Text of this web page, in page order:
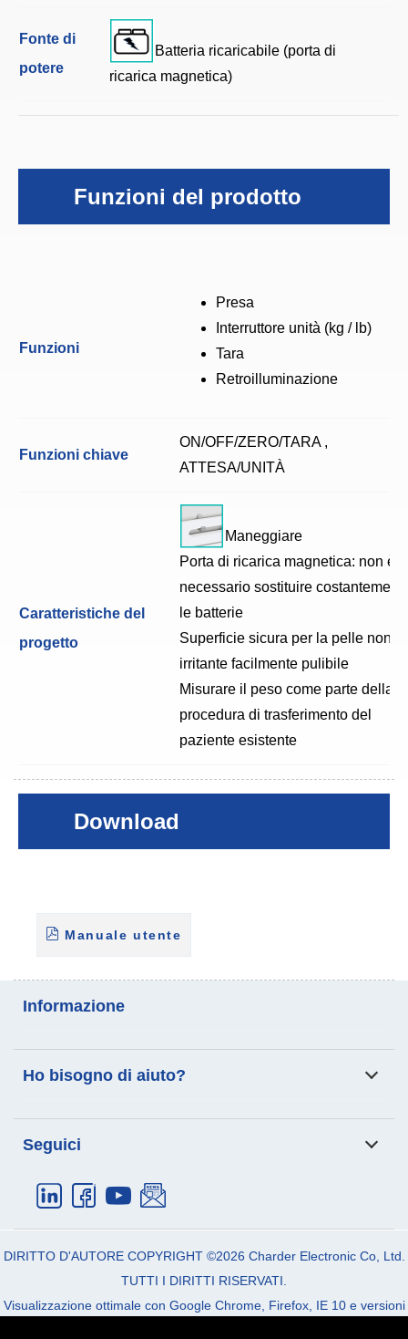
Fonte di
potere
Batteria ricaricabile (porta di
ricarica magnetica)
Funzioni del prodotto
Funzioni
Presa
Interruttore unità (kg / lb)
Tara
Retroilluminazione
Funzioni chiave
ON/OFF/ZERO/TARA ,
ATTESA/UNITÀ
Caratteristiche del
progetto
Maneggiare
Porta di ricarica magnetica: non è
necessario sostituire
le batterie
Superficie sicura per la pelle non
irritante facilmente pulibile
Misurare il peso come parte della
procedura di trasferimento del
paziente esistente
Download
Manuale utente
Informazione
corporea
Prodotti Applicazione
Supporto
Chi siamo
Ho bisogno di aiuto?
Telefono:
Fax:+886-4-2406-5612
41262 Taiwan (R.O.C)
Seguici
DIRITTO D'AUTORE COPYRIGHT ©2026 Charder Electronic Co, Ltd.
TUTTI I DIRITTI RISERVATI.
Visualizzazione ottimale con Google Chrome, Firefox, IE 10 e versioni